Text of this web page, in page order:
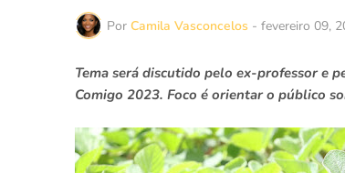
Por Camila Vasconcelos - fevereiro 09,
Tema será discutido pelo ex-professor e
Comigo 2023. Foco é orientar o público